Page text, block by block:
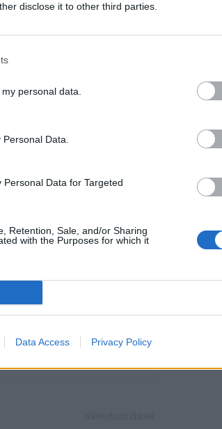
disclose it to other third parties.
personal data.
Data.
Data for Targeted
Retention, Sale, and/or Sharing
with the Purposes for which it
Data Access Privacy Policy
novými kamarády rozdávat